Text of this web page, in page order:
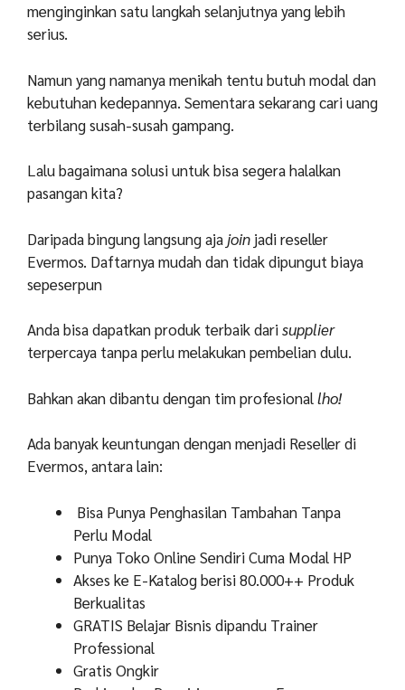
menginginkan satu langkah selanjutnya yang lebih
serius.
Namun yang namanya menikah tentu butuh modal dan
kebutuhan kedepannya. Sementara sekarang cari uang
terbilang susah-susah gampang.
Lalu bagaimana solusi untuk bisa segera halalkan
pasangan kita?
Daripada bingung langsung aja join jadi reseller
Evermos. Daftarnya mudah dan tidak dipungut biaya
sepeserpun
Anda bisa dapatkan produk terbaik darisupplier
terpercaya tanpa perlu melakukan pembelian dulu.
Bahkan akan dibantu dengan tim profesionallho!
Ada banyak keuntungan dengan menjadi Reseller di
Evermos, antara lain:
Bisa Punya Penghasilan Tambahan Tanpa
Perlu Modal
Punya Toko Online Sendiri Cuma Modal HP
Akses ke E-Katalog berisi 80.000++ Produk
Berkualitas
GRATIS Belajar Bisnis dipandu Trainer
Professional
Gratis Ongkir